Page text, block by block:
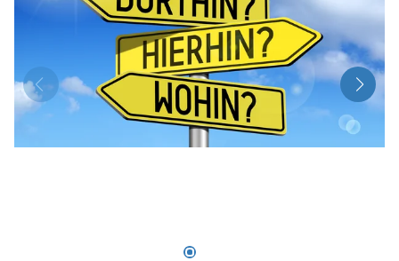
Über Bus dich weg!
Sie befinden sich in: